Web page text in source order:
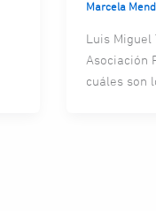
Marcela
Luis
Asociación
cuáles son